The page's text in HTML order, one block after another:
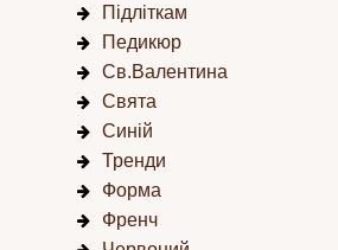
Підліткам
Педикюр
Св.Валентина
Свята
Синій
Тренди
Форма
Френч